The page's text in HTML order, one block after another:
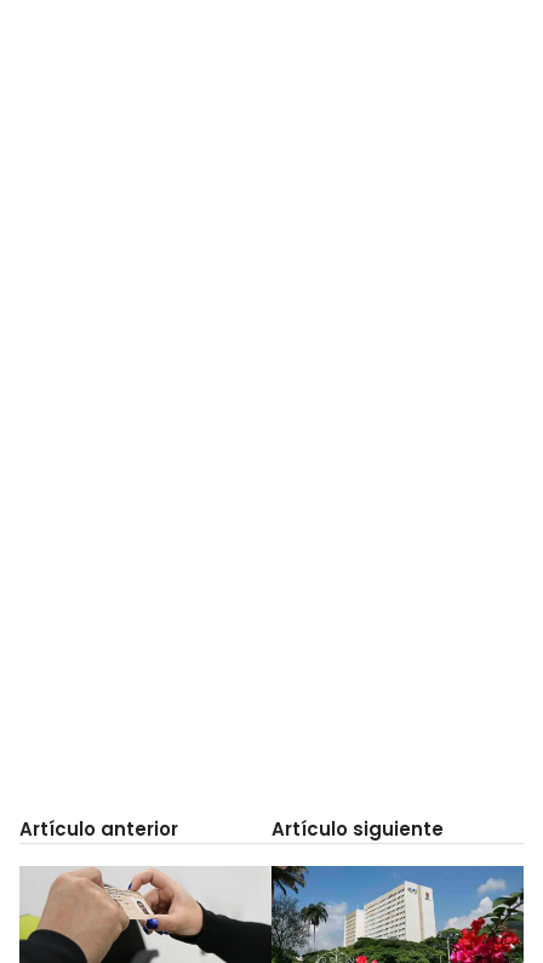
Artículo anterior Artículo siguiente